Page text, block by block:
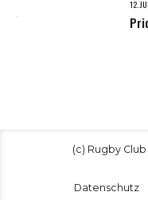
12.
(c) Rugby
Datenschutz